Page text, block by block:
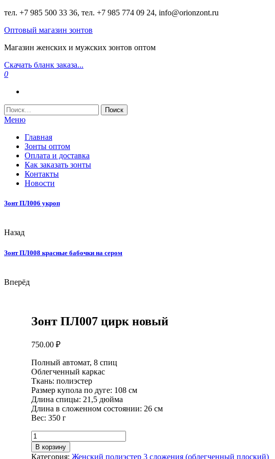
Перейти
содержимому
тел. +7 985 500 33 36, тел. +7 985 774 09 24, info@orionzont.ru
Оптовый магазин зонтов
Магазин женских и мужских зонтов оптом
Скачать бланк заказа...
0
Найти:
Меню
Главная
Зонты оптом
Оплата и доставка
Как заказать зонты
Контакты
Новости
Зонт ПЛ006 укроп
Назад
Зонт ПЛ008 красные бабочки на сером
Вперёд
Зонт ПЛ007 цирк новый
750.00₽
Полный автомат, 8 спиц
Облегченный каркас
Ткань: полиэстер
Размер купола по дуге: 108 см
Длина спицы: 21,5 дюйма
Длина в сложенном состоянии: 26 см
Вес: 350 г
Количество
товара
Зонт
В корзину
Категория:Женский полиэстер 3 сложения (облегченный плоский)